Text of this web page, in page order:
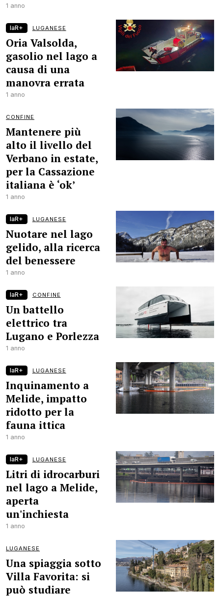
1 anno
laR+ LUGANESE
Oria Valsolda,
gasolio nel lago a
causa di una
manovra errata
1 anno
CONFINE
Mantenere più
alto il livello del
Verbano in estate,
per la Cassazione
italiana è ‘ok’
1 anno
laR+ LUGANESE
Nuotare nel lago
gelido, alla ricerca
del benessere
1 anno
laR+ CONFINE
Un battello
elettrico tra
Lugano e Porlezza
1 anno
laR+ LUGANESE
Inquinamento a
Melide, impatto
ridotto per la
fauna ittica
1 anno
laR+ LUGANESE
Litri di idrocarburi
nel lago a Melide,
aperta
un'inchiesta
1 anno
LUGANESE
Una spiaggia sotto
Villa Favorita: si
può studiare